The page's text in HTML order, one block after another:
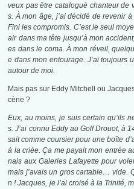
veux pas être catalogué chanteur de
s. À mon âge, j’ai décidé de revenir
Fini les compromis. C’est le seul
air dans ma tête jusqu’à mon
es dans le coma. À mon réveil,
e dans mon entourage. J’ai toujours
autour de moi.
Mais pas sur Eddy Mitchell ou
cène ?
Eux, au moins, je suis certain qu’ils
s. J’ai connu Eddy au Golf Drouot, à
sait comme coursier pour une boîte
à la criée. Ça me payait mon entrée
nais aux Galeries Lafayette pour
mais j’avais un gros cartable… vide.
n ! Jacques, je l’ai croisé à la Trinité,